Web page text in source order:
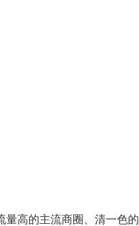
量高的主流商圈、清一色的